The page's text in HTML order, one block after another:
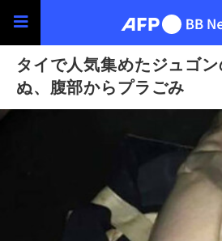
タイで人気集めたジュゴ
ぬ、腹部からプラごみ